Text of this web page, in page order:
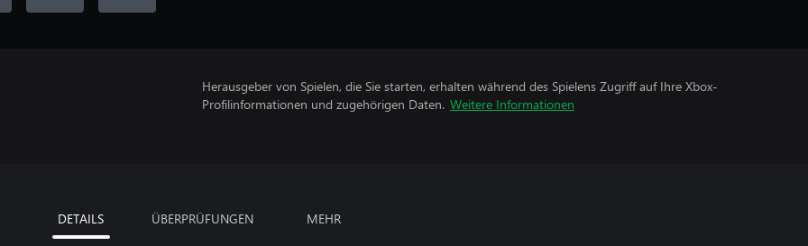
Herausgeber von Spielen, die Sie starten, erhalten während des Spielens Zugriff auf Ihre Xbox-
Profilinformationen und zugehörigen Daten. Weitere Informationen
DETAILS ÜBERPRÜFUNGEN MEHR